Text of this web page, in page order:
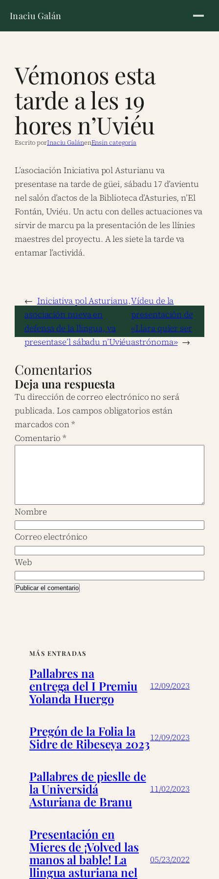
Inaciu Galán
Vémonos esta
tarde a les 19
hores n’Uviéu
Escrito porInaciu GalánenEnsin categoría
L’asociación Iniciativa pol Asturianu va
presentase na tarde de güei, sábadu 17 d’avientu
nel salón d’actos de la Biblioteca d’Asturies, n’El
Fontán, Uviéu. Un actu con delles actuaciones va
sirvir de marcu pa la presentación de les llínies
maestres del proyectu. A les siete la tarde va
entamar l’actividá.
← Iniciativa pol Asturianu,
asociación nueva en
defensa de la llingua, va
presentase’l sábadu n’Uviéu
Vídeu de la
presentación de
«Llara quier ser
astrónoma» →
Comentarios
Deja una respuesta
Tu dirección de correo electrónico no será
publicada. Los campos obligatorios están
marcados con*
Comentario *
Nombre
Correo electrónico
Web
MÁS ENTRADAS
Pallabres na
entrega del I Premiu
Yolanda Huergo
12/09/2023
Pregón de la Folia la
Sidre de Ribeseya 202312/09/2023
Pallabres de pieslle de
la Universidá
Asturiana de Branu
11/02/2023
Presentación en
Mieres de ¡Volved las
manos al bable! La
llingua asturiana nel
05/23/2022